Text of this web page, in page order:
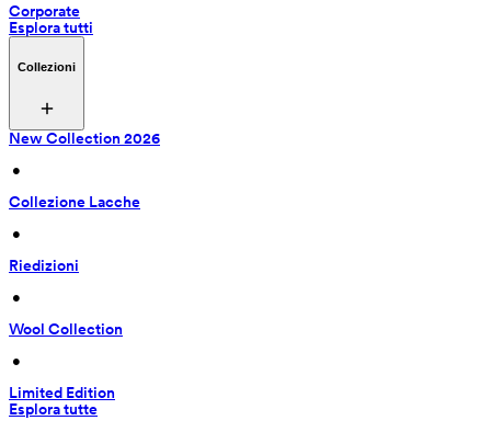
Corporate
Esplora tutti
Collezioni
New Collection 2026
•
Collezione Lacche
•
Riedizioni
•
Wool Collection
•
Limited Edition
Esplora tutte